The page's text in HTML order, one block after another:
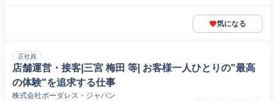
気になる
正社員
店舗運営・接客|三宮 梅田 等| お客様一人ひとりの"最高
の体験"を追求する仕事
株式会社ボーダレス・ジャパン